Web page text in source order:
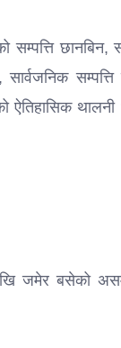
छानबिन,
सम्पत्ति
ऐतिहासिक
जमेर बसेको